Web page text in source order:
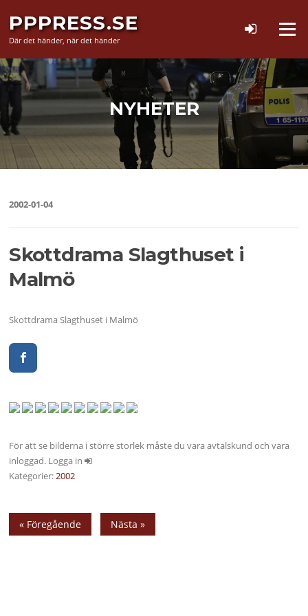
innehåll
PPPRESS.SE
Där det händer, när det händer
Meny
NYHETER
2002-01-04
Skottdrama Slagthuset i
Malmö
Skottdrama Slagthuset i Malmö
För att se bilderna i större storlek måste du vara avtalskund och vara
inloggad. Logga in
Kategorier:2002
« Föregående Nästa »